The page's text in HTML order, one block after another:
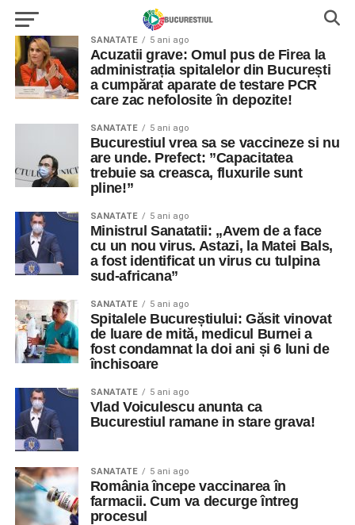
SANATATE 5 ani ago
Acuzatii grave: Omul pus de Firea la
administrația spitalelor din București
a cumpărat aparate de testare PCR
care zac nefolosite în depozite!
SANATATE 5 ani ago
Bucurestiul vrea sa se vaccineze si nu
are unde. Prefect: ”Capacitatea
trebuie sa creasca, fluxurile sunt
pline!”
SANATATE 5 ani ago
Ministrul Sanatatii: „Avem de a face
cu un nou virus. Astazi, la Matei Bals,
a fost identificat un virus cu tulpina
sud-africana”
SANATATE 5 ani ago
Spitalele Bucureștiului: Găsit vinovat
de luare de mită, medicul Burnei a
fost condamnat la doi ani și 6 luni de
închisoare
SANATATE 5 ani ago
Vlad Voiculescu anunta ca
Bucurestiul ramane in stare grava!
SANATATE 5 ani ago
România începe vaccinarea în
farmacii. Cum va decurge întreg
procesul